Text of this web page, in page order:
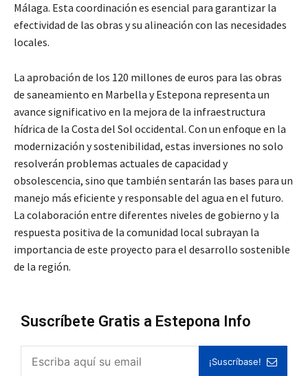
Málaga. Esta coordinación es esencial para garantizar la
efectividad de las obras y su alineación con las necesidades
locales.
La aprobación de los 120 millones de euros para las obras
de saneamiento en Marbella y Estepona representa un
avance significativo en la mejora de la infraestructura
hídrica de la Costa del Sol occidental. Con un enfoque en la
modernización y sostenibilidad, estas inversiones no solo
resolverán problemas actuales de capacidad y
obsolescencia, sino que también sentarán las bases para un
manejo más eficiente y responsable del agua en el futuro.
La colaboración entre diferentes niveles de gobierno y la
respuesta positiva de la comunidad local subrayan la
importancia de este proyecto para el desarrollo sostenible
de la región.
Suscríbete Gratis a Estepona Info
¡Suscríbase!